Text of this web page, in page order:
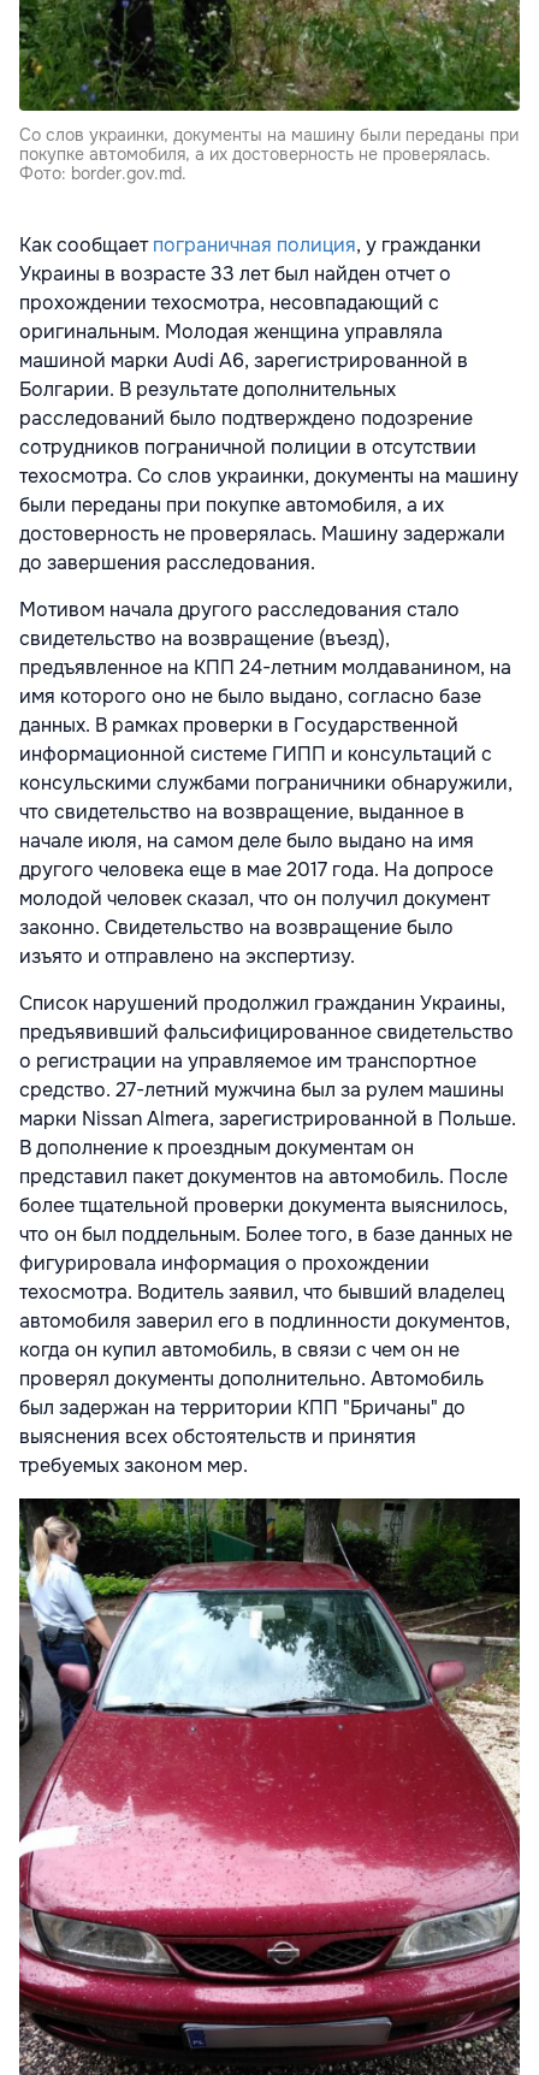
Со слов украинки, документы на машину были переданы при
покупке автомобиля, а их достоверность не проверялась.
Фото: border.gov.md.
Как сообщаетпограничная полиция, у гражданки
Украины в возрасте 33 лет был найден отчет о
прохождении техосмотра, несовпадающий с
оригинальным. Молодая женщина управляла
машиной марки Audi A6, зарегистрированной в
Болгарии. В результате дополнительных
расследований было подтверждено подозрение
сотрудников пограничной полиции в отсутствии
техосмотра. Со слов украинки, документы на машину
были переданы при покупке автомобиля, а их
достоверность не проверялась. Машину задержали
до завершения расследования.
Мотивом начала другого расследования стало
свидетельство на возвращение (въезд),
предъявленное на КПП 24-летним молдаванином, на
имя которого оно не было выдано, согласно базе
данных. В рамках проверки в Государственной
информационной системе ГИПП и консультаций с
консульскими службами пограничники обнаружили,
что свидетельство на возвращение, выданное в
начале июля, на самом деле было выдано на имя
другого человека еще в мае 2017 года. На допросе
молодой человек сказал, что он получил документ
законно. Свидетельство на возвращение было
изъято и отправлено на экспертизу.
Список нарушений продолжил гражданин Украины,
предъявивший фальсифицированное свидетельство
о регистрации на управляемое им транспортное
средство. 27-летний мужчина был за рулем машины
марки Nissan Almera, зарегистрированной в Польше.
В дополнение к проездным документам он
представил пакет документов на автомобиль. После
более тщательной проверки документа выяснилось,
что он был поддельным. Более того, в базе данных не
фигурировала информация о прохождении
техосмотра. Водитель заявил, что бывший владелец
автомобиля заверил его в подлинности документов,
когда он купил автомобиль, в связи с чем он не
проверял документы дополнительно. Автомобиль
был задержан на территории КПП "Бричаны" до
выяснения всех обстоятельств и принятия
требуемых законом мер.